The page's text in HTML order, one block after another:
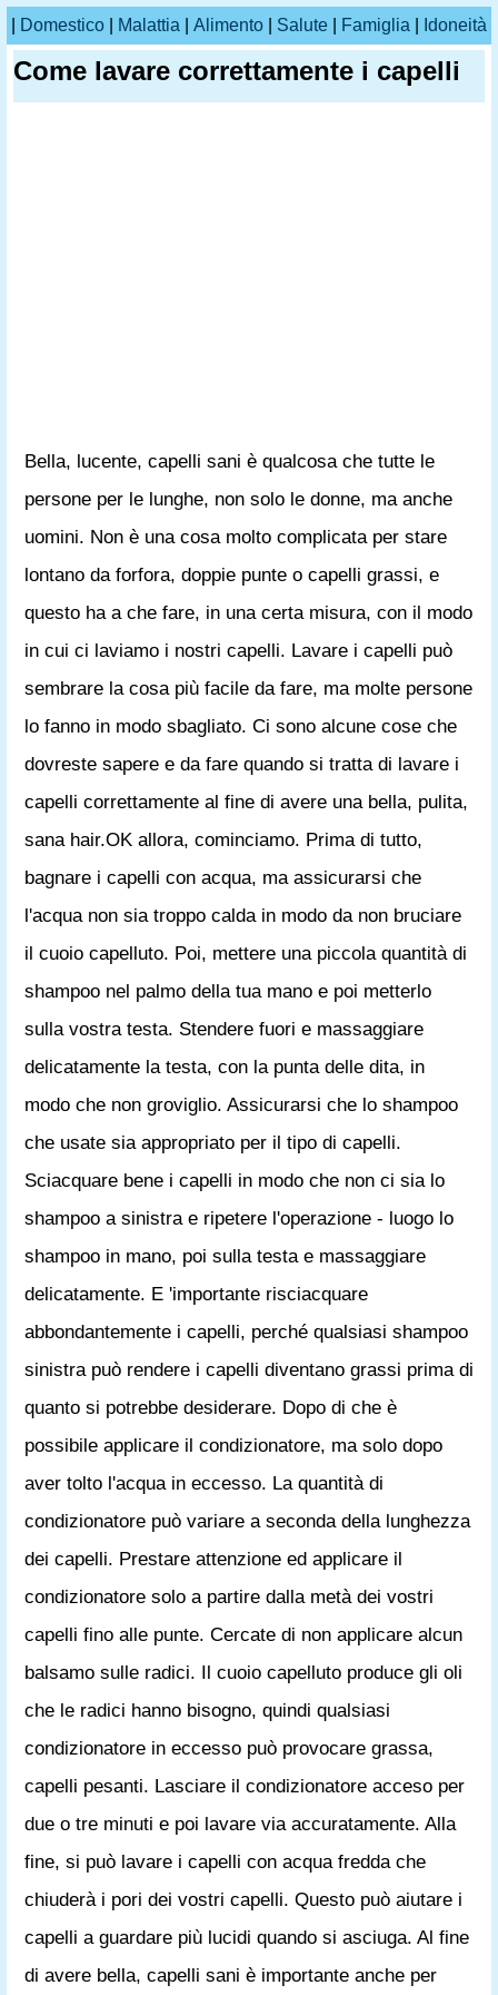
Domestico Malattia Alimento Salute Famiglia Idoneità
Come lavare correttamente i capelli
Bella, lucente, capelli sani è qualcosa che tutte le
persone per le lunghe, non solo le donne, ma anche
uomini. Non è una cosa molto complicata per stare
lontano da forfora, doppie punte o capelli grassi, e
questo ha a che fare, in una certa misura, con il modo
in cui ci laviamo i nostri capelli. Lavare i capelli può
sembrare la cosa più facile da fare, ma molte persone
lo fanno in modo sbagliato. Ci sono alcune cose che
dovreste sapere e da fare quando si tratta di lavare i
capelli correttamente al fine di avere una bella, pulita,
sana hair.OK allora, cominciamo. Prima di tutto,
bagnare i capelli con acqua, ma assicurarsi che
l'acqua non sia troppo calda in modo da non bruciare
il cuoio capelluto. Poi, mettere una piccola quantità di
shampoo nel palmo della tua mano e poi metterlo
sulla vostra testa. Stendere fuori e massaggiare
delicatamente la testa, con la punta delle dita, in
modo che non groviglio. Assicurarsi che lo shampoo
che usate sia appropriato per il tipo di capelli.
Sciacquare bene i capelli in modo che non ci sia lo
shampoo a sinistra e ripetere l'operazione - luogo lo
shampoo in mano, poi sulla testa e massaggiare
delicatamente. E 'importante risciacquare
abbondantemente i capelli, perché qualsiasi shampoo
sinistra può rendere i capelli diventano grassi prima di
quanto si potrebbe desiderare. Dopo di che è
possibile applicare il condizionatore, ma solo dopo
aver tolto l'acqua in eccesso. La quantità di
condizionatore può variare a seconda della lunghezza
dei capelli. Prestare attenzione ed applicare il
condizionatore solo a partire dalla metà dei vostri
capelli fino alle punte. Cercate di non applicare alcun
balsamo sulle radici. Il cuoio capelluto produce gli oli
che le radici hanno bisogno, quindi qualsiasi
condizionatore in eccesso può provocare grassa,
capelli pesanti. Lasciare il condizionatore acceso per
due o tre minuti e poi lavare via accuratamente. Alla
fine, si può lavare i capelli con acqua fredda che
chiuderà i pori dei vostri capelli. Questo può aiutare i
capelli a guardare più lucidi quando si asciuga. Al fine
di avere bella, capelli sani è importante anche per